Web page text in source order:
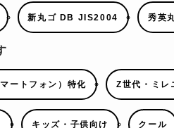
新丸ゴ DB JIS2004 秀英
ートフォン）特化 Z世代・ミレ
キッズ・子供向け クール